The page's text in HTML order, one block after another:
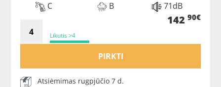
C
B 71dB
Likutis >4
142 90€
PIRKTI
Atsiėmimas rugpjūčio 7 d.